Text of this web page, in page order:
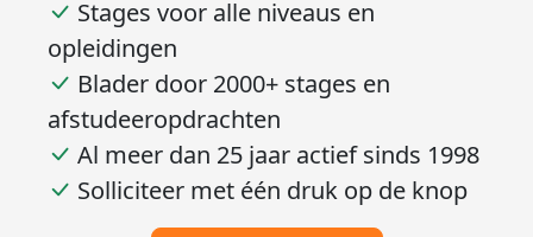
Stages voor alle niveaus en
opleidingen
Blader door 2000+ stages en
afstudeeropdrachten
Al meer dan 25 jaar actief sinds 1998
Solliciteer met één druk op de knop